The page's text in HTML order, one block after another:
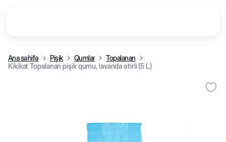
Ana səhifə Pişik Qumlar
Topalanan
Kikikat Topalanan pişik qumu, lavanda ətirli (5 L)